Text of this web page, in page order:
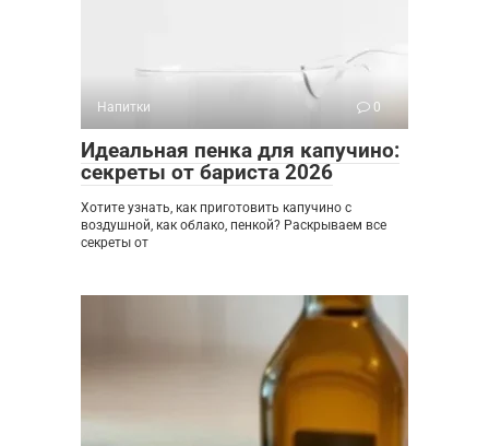
Напитки 0
Идеальная пенка для капучино:
секреты от бариста 2026
Хотите узнать, как приготовить капучино с
воздушной, как облако, пенкой? Раскрываем все
секреты от